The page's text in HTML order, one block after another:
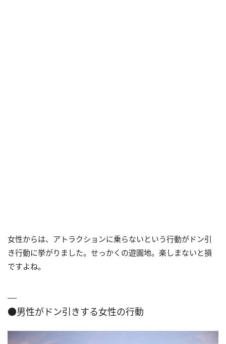
女性からは、アトラクションに乗らないという行動がドン引
き行動に挙がりました。せっかくの遊園地。楽しまないと損
ですよね。
●男性がドン引きする女性の行動